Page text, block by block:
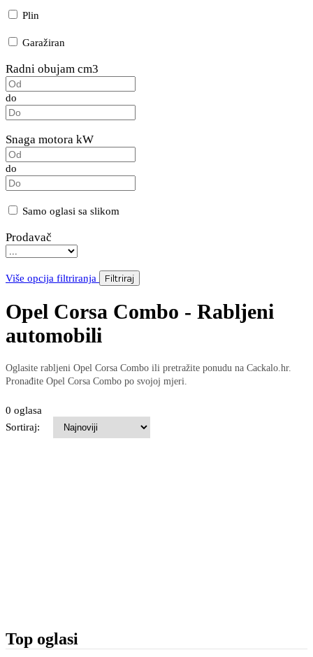
Plin
Garažiran
Radni obujam cm3
do
Snaga motora kW
do
Samo oglasi sa slikom
Prodavač
Više opcija filtriranja Filtriraj
Opel Corsa Combo - Rabljeni
automobili
Oglasite rabljeni Opel Corsa Combo ili pretražite ponudu na Cackalo.hr.
Pronađite Opel Corsa Combo po svojoj mjeri.
0 oglasa
Sortiraj:
Top oglasi